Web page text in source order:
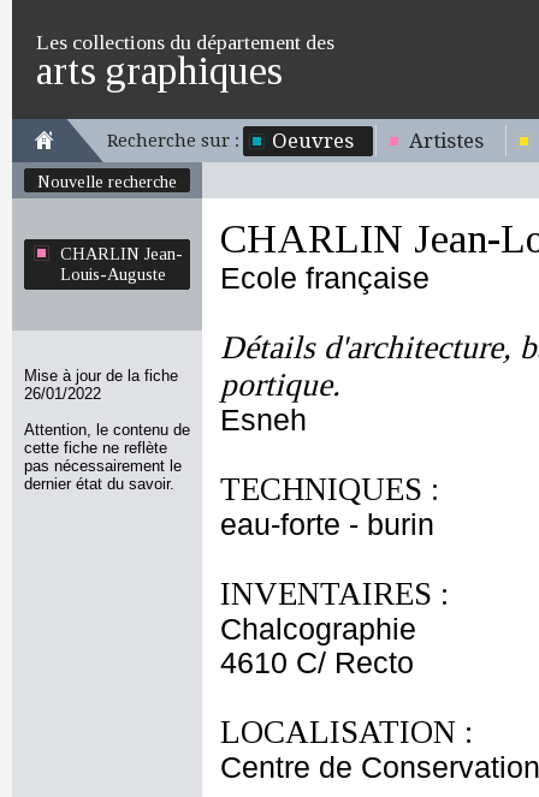
Les collections du département des
arts graphiques
Recherche sur : Oeuvres Artistes
Nouvelle recherche
CHARLIN Jean-
Louis-Auguste
Mise à jour de la fiche
26/01/2022
Attention, le contenu de
cette fiche ne reflète
pas nécessairement le
dernier état du savoir.
CHARLIN Jean-
Ecole française
Détails d'architecture,
portique.
Esneh
TECHNIQUES :
eau-forte - burin
INVENTAIRES :
Chalcographie
4610 C/ Recto
LOCALISATION :
Centre de